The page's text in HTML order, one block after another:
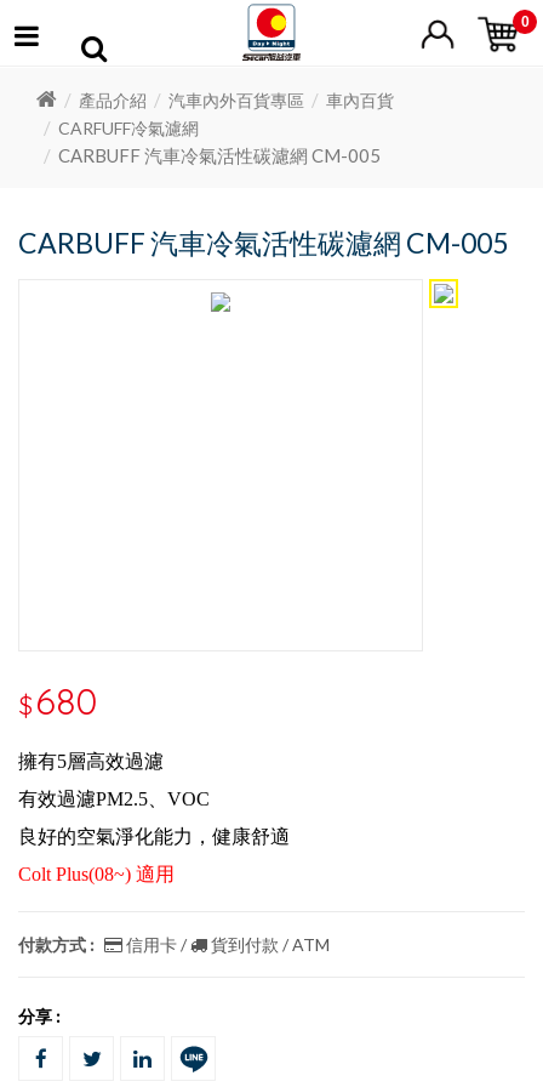
0
產品介紹 汽車內外百貨專區
車內百貨
CARFUFF冷氣濾網
CARBUFF 汽車冷氣活性碳濾網 CM-005
CARBUFF 汽車冷氣活性碳濾網 CM-005
$680
擁有5層高效過濾
有效過濾PM2.5、VOC
良好的空氣淨化能力，健康舒適
Colt Plus(08~) 適用
付款方式 : 信用卡 / 貨到付款 / ATM
分享 :